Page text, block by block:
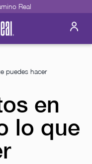
Real
puedes hacer
en
lo que